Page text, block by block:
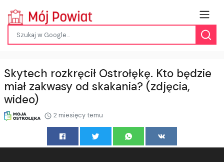
Skytech rozkręcił Ostrołękę. Kto będzie
miał zakwasy od skakania? (zdjęcia,
wideo)
2 miesięcy temu